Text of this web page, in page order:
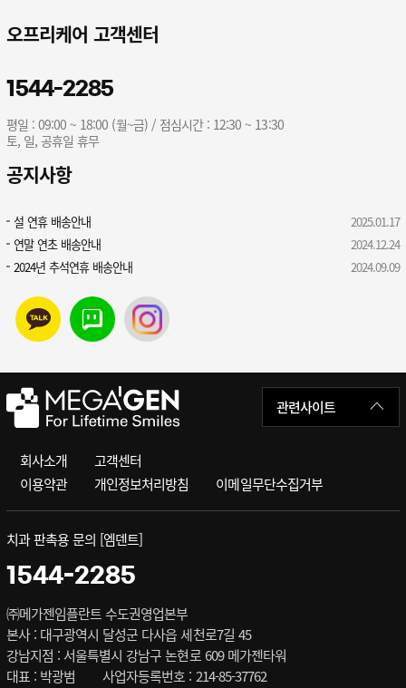
오프리케어 고객센터
1544-2285
평일 : 09:00 ~ 18:00 (월~금) / 점심시간 : 12:30 ~ 13:30
토, 일, 공휴일 휴무
공지사항
설 연휴 배송안내
2025.01.17
연말 연초 배송안내
2024.12.24
2024년 추석연휴 배송안내
2024.09.09
회사소개
이용약관
개인정보처리방침 이메일무단수집거부
고객센터
관련사이트
㈜메가젠임플란트 수도권영업본부
본사 : 대구광역시 달성군 다사읍 세천로7길 45
강남지점 : 서울특별시 강남구 논현로 609 메가젠타워
대표 : 박광범
사업자등록번호 : 214-85-37762
치과 판촉용 문의 [엠덴트]
1544-2285